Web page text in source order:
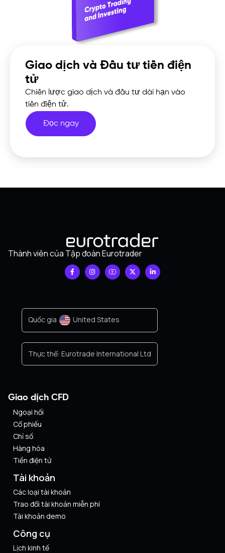
Giao dịch và Đầu tư tiền điện
tử
Chiến lược giao dịch và đầu tư dài hạn vào
tiền điện tử.
Đọc ngay
Thành viên của Tập đoàn Eurotrader
Quốc gia United States
Thực thể: Eurotrade International Ltd
Giao dịch CFD
Ngoại hối
Cổ phiếu
Chỉ số
Hàng hóa
Tiền điện tử
Tài khoản
Các loại tài khoản
Trao đổi tài khoản miễn phí
Tài khoản demo
Công cụ
Lịch kinh tế